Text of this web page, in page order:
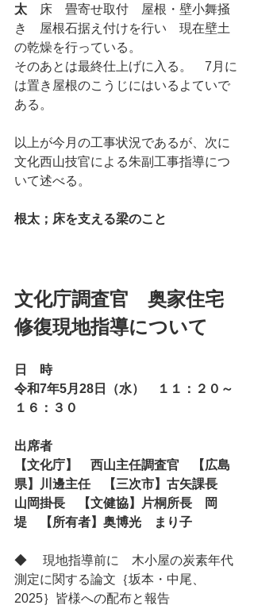
太 床　畳寄せ取付　屋根・壁小舞掻
き　屋根石据え付けを行い　現在壁土
の乾燥を行っている。
そのあとは最終仕上げに入る。　7月に
は置き屋根のこうじにはいるよていで
ある。
以上が今月の工事状況であるが、次に
文化西山技官による朱副工事指導につ
いて述べる。
根太；床を支える梁のこと
文化庁調査官　奥家住宅
修復現地指導について
日　時
令和7年5月28日（水）　１１：２０～
１６：３０
出席者
【文化庁】　西山主任調査官　【広島
県】川邊主任　【三次市】古矢課長
山岡掛長　【文健協】片桐所長　岡
堤　【所有者】奥博光　まり子
◆     現地指導前に　木小屋の炭素年代
測定に関する論文｛坂本・中尾、
2025｝皆様への配布と報告